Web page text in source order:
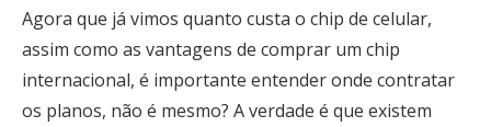
Agora que já vimos quanto custa o chip de celular,
assim como as vantagens de comprar um chip
internacional, é importante entender onde contratar
os planos, não é mesmo? A verdade é que existem